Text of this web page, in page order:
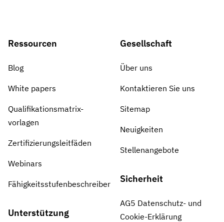
Ressourcen
Blog
White papers
Qualifikationsmatrix-
vorlagen
Zertifizierungsleitfäden
Webinars
Fähigkeitsstufenbeschreiber
Unterstützung
Gesellschaft
Über uns
Kontaktieren Sie uns
Sitemap
Neuigkeiten
Stellenangebote
Sicherheit
AG5 Datenschutz- und
Cookie-Erklärung